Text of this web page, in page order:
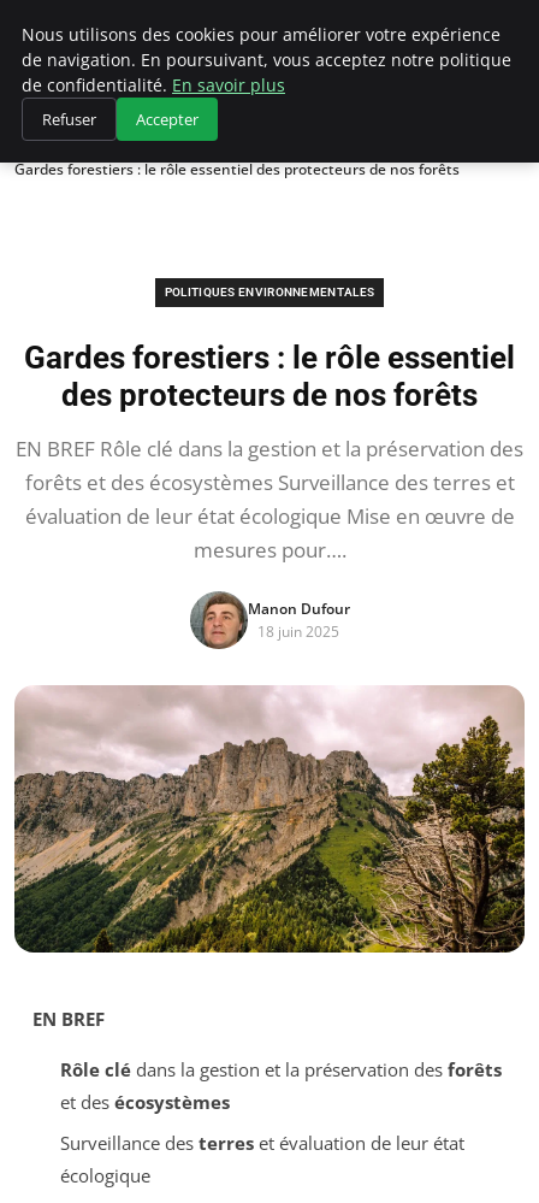
Climategatecountryclub.com
Accueil
Politiques environnementales
Gardes forestiers : le rôle essentiel des protecteurs de nos forêts
POLITIQUES ENVIRONNEMENTALES
Gardes forestiers : le rôle essentiel
des protecteurs de nos forêts
EN BREF Rôle clé dans la gestion et la préservation des
forêts et des écosystèmes Surveillance des terres et
évaluation de leur état écologique Mise en œuvre de
mesures pour….
Manon Dufour
18 juin 2025
EN BREF
Rôle clédans la gestion et la préservation des forêts
et des écosystèmes
Surveillance des terreset évaluation de leur état
écologique
Nous utilisons des cookies pour améliorer votre expérience
de navigation. En poursuivant, vous acceptez notre politique
de confidentialité. En savoir plus
Refuser Accepter